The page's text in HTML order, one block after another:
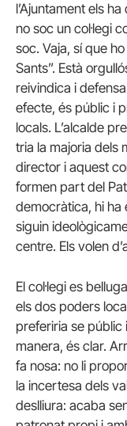
l’Ajuntament els
no soc un col·legi
soc. Vaja, sí que
Sants”. Està
reivindica i
efecte, és públic i
locals. L’alcalde
tria la majoria dels
director i aquest
formen part del
democràtica, hi ha
siguin
centre. Els volen
El col·legi es
els dos poders
preferiria se públic
manera, és clar.
fa nosa: no li
la incertesa dels
deslliura: acaba